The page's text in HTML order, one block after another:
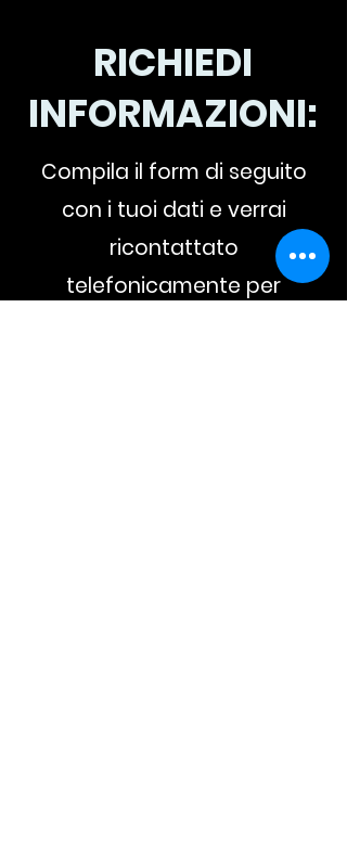
RICHIEDI
INFORMAZIONI:
Compila il form di seguito
con i tuoi dati e verrai
ricontattato
telefonicamente per